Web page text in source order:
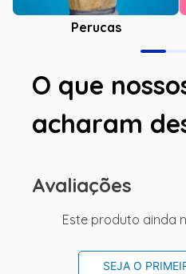
Perucas
O que
acharam
Avaliações
Este produto ainda
SEJA O